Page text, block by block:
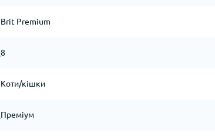
Brit Premium
8
Коти/кішки
Преміум